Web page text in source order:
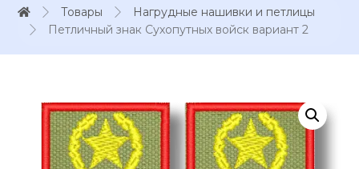
Товары
Нагрудные нашивки и петлицы
Петличный знак Сухопутных войск вариант 2